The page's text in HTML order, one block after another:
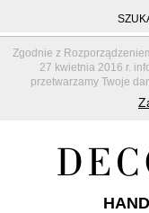
Zgodnie z
27 kwietnia 2016 r.
przetwarzamy Twoje